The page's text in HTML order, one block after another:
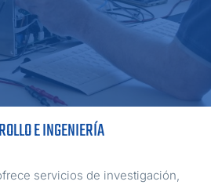
E INGENIERÍA
servicios de investigación,